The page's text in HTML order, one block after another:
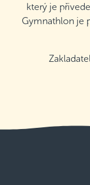
který je
Gymnathlon je